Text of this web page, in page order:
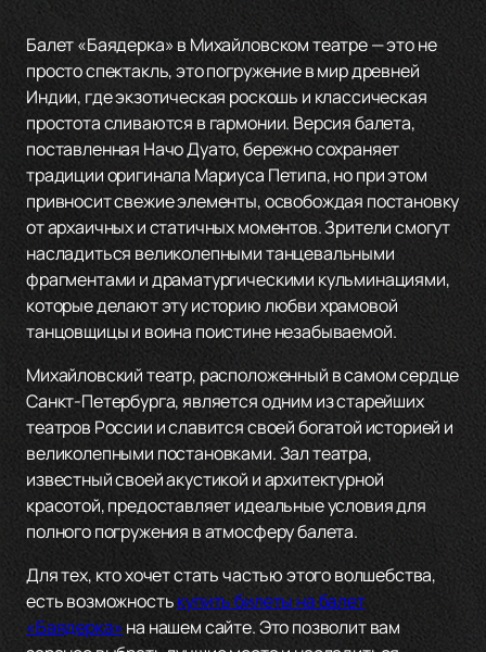
Балет «Баядерка» в Михайловском театре — это не
просто спектакль, это погружение в мир древней
Индии, где экзотическая роскошь и классическая
простота сливаются в гармонии. Версия балета,
поставленная Начо Дуато, бережно сохраняет
традиции оригинала Мариуса Петипа, но при этом
привносит свежие элементы, освобождая постановку
от архаичных и статичных моментов. Зрители смогут
насладиться великолепными танцевальными
фрагментами и драматургическими кульминациями,
которые делают эту историю любви храмовой
танцовщицы и воина поистине незабываемой.
Михайловский театр, расположенный в самом сердце
Санкт-Петербурга, является одним из старейших
театров России и славится своей богатой историей и
великолепными постановками. Зал театра,
известный своей акустикой и архитектурной
красотой, предоставляет идеальные условия для
полного погружения в атмосферу балета.
Для тех, кто хочет стать частью этого волшебства,
есть возможностькупить билеты на балет
«Баядерка» на нашем сайте. Это позволит вам